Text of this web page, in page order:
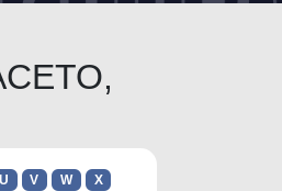
U V W
X